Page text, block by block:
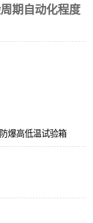
期自动化程度
爆高低温试验箱